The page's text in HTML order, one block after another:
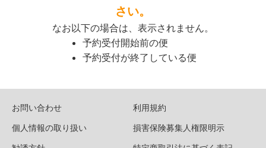
さい。
なお以下の場合は、表示されません。
予約受付開始前の便
予約受付が終了している便
お問い合わせ
利用規約
個人情報の取り扱い
損害保険募集人権限明示